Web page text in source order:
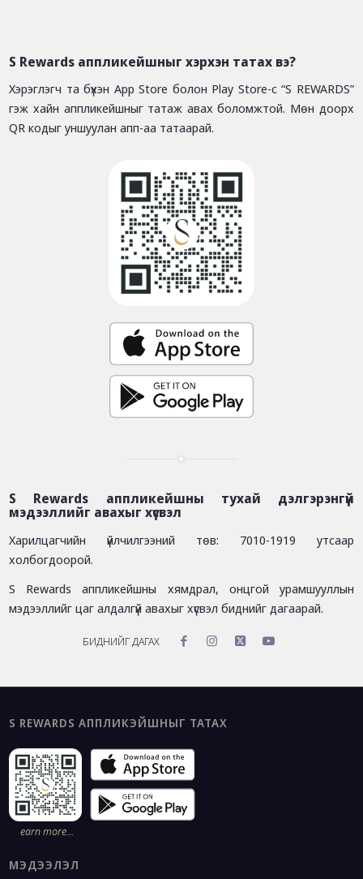
S Rewards аппликейшныг хэрхэн татах вэ?
Хэрэглэгч та бүхэн App Store болон Play Store-с “S REWARDS”
гэж хайн аппликейшныг татаж авах боломжтой. Мөн доорх
QR кодыг уншуулан апп-аа татаарай.
S Rewards аппликейшны тухай дэлгэрэнгүй
мэдээллийг авахыг хүсвэл
Харилцагчийн үйлчилгээний төв: 7010-1919 утсаар
холбогдоорой.
S Rewards аппликейшны хямдрал, онцгой урамшууллын
мэдээллийг цаг алдалгүй авахыг хүсвэл биднийг дагаарай.
S REWARDS АППЛИКЭЙШНЫГ ТАТАХ
earn more…
МЭДЭЭЛЭЛ